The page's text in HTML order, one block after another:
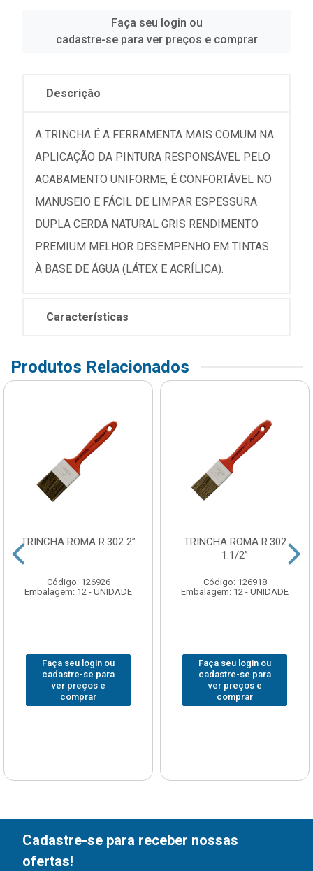
Faça seu login ou
cadastre-se para ver preços e comprar
Descrição
A TRINCHA É A FERRAMENTA MAIS COMUM NA
APLICAÇÃO DA PINTURA RESPONSÁVEL PELO
ACABAMENTO UNIFORME, É CONFORTÁVEL NO
MANUSEIO E FÁCIL DE LIMPAR ESPESSURA
DUPLA CERDA NATURAL GRIS RENDIMENTO
PREMIUM MELHOR DESEMPENHO EM TINTAS
À BASE DE ÁGUA (LÁTEX E ACRÍLICA).
Características
Produtos Relacionados
TRINCHA ROMA R.302 2”
Código: 126926
Embalagem: 12 - UNIDADE
Faça seu login ou
cadastre-se para
ver preços e
comprar
TRINCHA ROMA R.302
1.1/2”
Código: 126918
Embalagem: 12 - UNIDADE
Faça seu login ou
cadastre-se para
ver preços e
comprar
Cadastre-se para receber nossas
ofertas!